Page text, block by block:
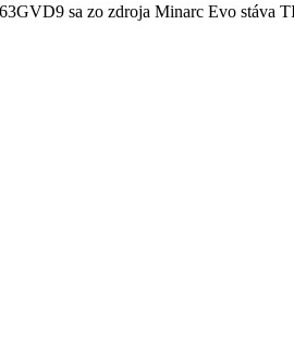
sa zo zdroja Minarc Evo stáva